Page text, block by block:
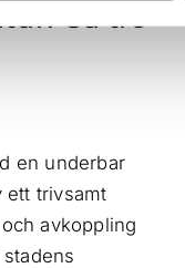
Ca tre
en underbar
ett trivsamt
avkoppling